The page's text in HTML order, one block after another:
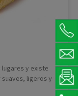
y existe
suaves, ligeros y